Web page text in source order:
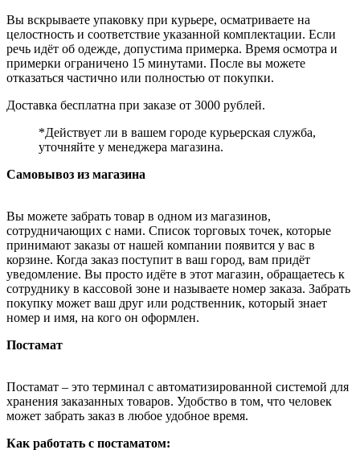
Вы вскрываете упаковку при курьере, осматриваете на
целостность и соответствие указанной комплектации. Если
речь идёт об одежде, допустима примерка. Время осмотра и
примерки ограничено 15 минутами. После вы можете
отказаться частично или полностью от покупки.
Доставка бесплатна при заказе от 3000 рублей.
*Действует ли в вашем городе курьерская служба,
уточняйте у менеджера магазина.
Самовывоз из магазина
Вы можете забрать товар в одном из магазинов,
сотрудничающих с нами. Список торговых точек, которые
принимают заказы от нашей компании появится у вас в
корзине. Когда заказ поступит в ваш город, вам придёт
уведомление. Вы просто идёте в этот магазин, обращаетесь к
сотруднику в кассовой зоне и называете номер заказа. Забрать
покупку может ваш друг или родственник, который знает
номер и имя, на кого он оформлен.
Постамат
Постамат – это терминал с автоматизированной системой для
хранения заказанных товаров. Удобство в том, что человек
может забрать заказ в любое удобное время.
Как работать с постаматом: